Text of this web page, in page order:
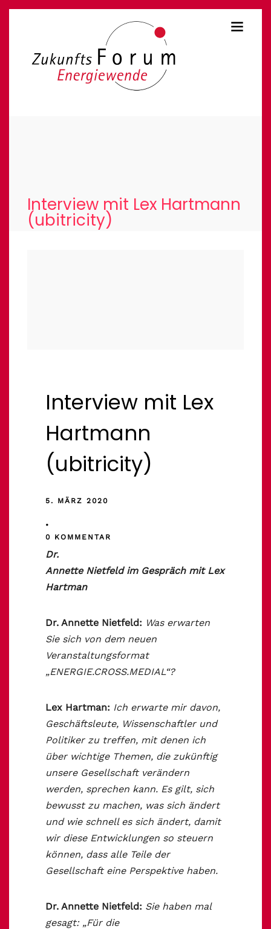
Interview mit Lex Hartmann
(ubitricity)
Interview mit Lex
Hartmann
(ubitricity)
5. MÄRZ 2020
•
0 KOMMENTAR
Dr.
Annette Nietfeld im Gespräch mit Lex
Hartman
Dr. Annette Nietfeld: Was erwarten
Sie sich von dem neuen
Veranstaltungsformat
„ENERGIE.CROSS.MEDIAL“?
Lex Hartman: Ich erwarte mir davon,
Geschäftsleute, Wissenschaftler und
Politiker zu treffen, mit denen ich
über wichtige Themen, die zukünftig
unsere Gesellschaft verändern
werden, sprechen kann. Es gilt, sich
bewusst zu machen, was sich ändert
und wie schnell es sich ändert, damit
wir diese Entwicklungen so steuern
können, dass alle Teile der
Gesellschaft eine Perspektive haben.
Dr. Annette Nietfeld: Sie haben mal
gesagt: „Für die